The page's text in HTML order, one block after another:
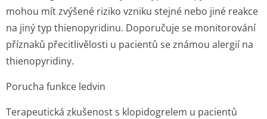
mohou mít zvýšené riziko vzniku stejné nebo jiné reakce
na jiný typ thienopyridinu. Doporučuje se monitorování
příznaků přecitlivělosti u pacientů se známou alergií na
thienopyridiny.
Porucha funkce ledvin
Terapeutická zkušenost s klopidogrelem u pacientů